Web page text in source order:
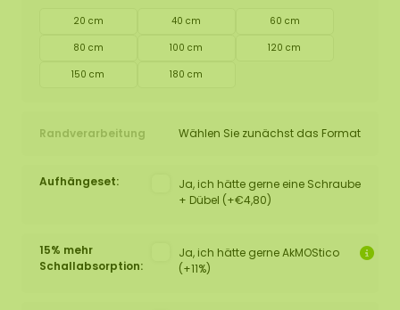
20 cm 40 cm
60 cm
80 cm
100 cm
120 cm
150 cm
180 cm
Randverarbeitung Wählen Sie zunächst das Format
Aufhängeset:
Ja, ich hätte gerne eine Schraube
+ Dübel (+€4,80)
15% mehr
Schallabsorption:
Ja, ich hätte gerne AkMOStico
(+11%)